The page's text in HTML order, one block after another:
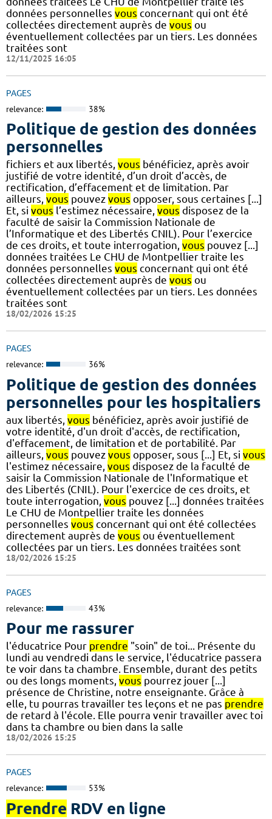
données personnelles vous concernant qui ont été
collectées directement auprès de vous ou
éventuellement collectées par un tiers. Les données
traitées sont
12/11/2025 16:05
PAGES
relevance: 38%
Politique de gestion des données
personnelles
fichiers et aux libertés, vous bénéficiez, après avoir
justifié de votre identité, d’un droit d’accès, de
rectification, d’effacement et de limitation. Par
ailleurs, vous pouvez vous opposer, sous certaines [...]
Et, si vous l’estimez nécessaire, vous disposez de la
faculté de saisir la Commission Nationale de
l’Informatique et des Libertés CNIL). Pour l’exercice
de ces droits, et toute interrogation, vous pouvez [...]
données traitées Le CHU de Montpellier traite les
données personnelles vous concernant qui ont été
collectées directement auprès de vous ou
éventuellement collectées par un tiers. Les données
traitées sont
18/02/2026 15:25
PAGES
relevance: 36%
Politique de gestion des données
personnelles pour les hospitaliers
aux libertés, vous bénéficiez, après avoir justifié de
votre identité, d'un droit d'accès, de rectification,
d'effacement, de limitation et de portabilité. Par
ailleurs, vous pouvez vous opposer, sous [...] Et, si vous
l'estimez nécessaire, vous disposez de la faculté de
saisir la Commission Nationale de l'Informatique et
des Libertés (CNIL). Pour l'exercice de ces droits, et
toute interrogation, vous pouvez [...] données traitées
Le CHU de Montpellier traite les données
personnelles vous concernant qui ont été collectées
directement auprès de vous ou éventuellement
collectées par un tiers. Les données traitées sont
18/02/2026 15:25
PAGES
relevance: 43%
Pour me rassurer
l'éducatrice Pour prendre "soin" de toi... Présente du
lundi au vendredi dans le service, l'éducatrice passera
te voir dans ta chambre. Ensemble, durant des petits
ou des longs moments, vous pourrez jouer [...]
présence de Christine, notre enseignante. Grâce à
elle, tu pourras travailler tes leçons et ne pas prendre
de retard à l'école. Elle pourra venir travailler avec toi
dans ta chambre ou bien dans la salle
18/02/2026 15:25
PAGES
relevance: 53%
Prendre RDV en ligne